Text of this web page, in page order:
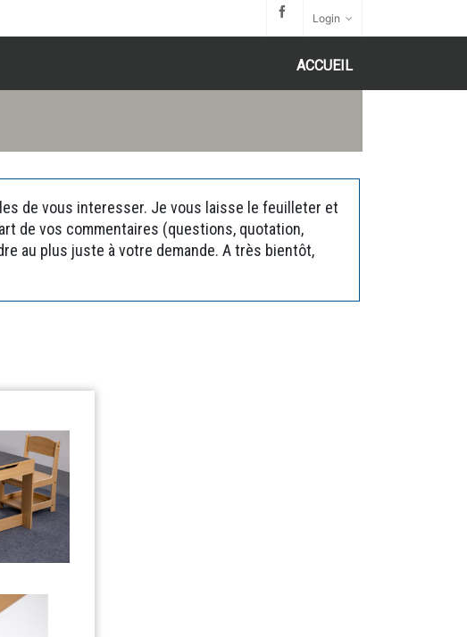
Login
ACCUEIL
de vous interesser. Je vous laisse le feuilleter et
de vos commentaires (questions, quotation,
au plus juste à votre demande. A très bientôt,